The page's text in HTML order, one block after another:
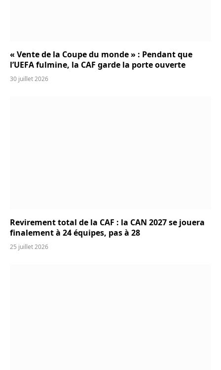
« Vente de la Coupe du monde » : Pendant que
l’UEFA fulmine, la CAF garde la porte ouverte
30 juillet 2026
Revirement total de la CAF : la CAN 2027 se jouera
finalement à 24 équipes, pas à 28
25 juillet 2026